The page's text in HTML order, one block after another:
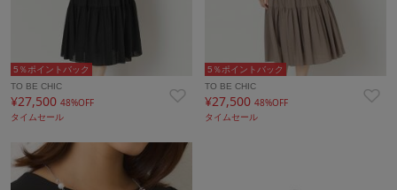
5％ポイントバック
TO BE CHIC
¥27,500 48%OFF
タイムセール
5％ポイントバック
TO BE CHIC
¥27,50048%OFF
タイムセール